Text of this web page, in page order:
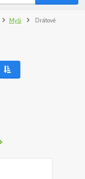
Myši Drátové